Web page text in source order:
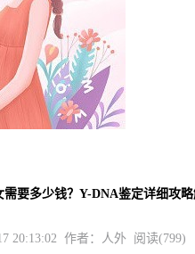
需要多少钱？Y-DNA鉴定详细攻
20:13:02 作者：人外 阅读(799)